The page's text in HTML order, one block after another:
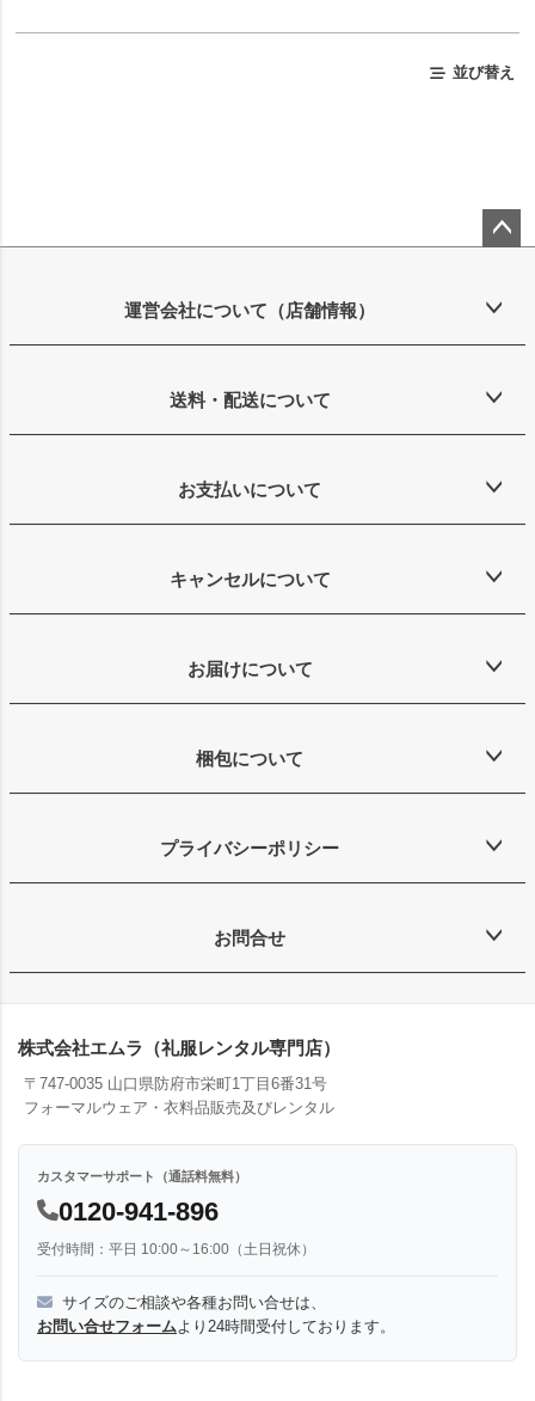
並び替え
ップ
運営会社について（店舗情報）
送料・配送について
お支払いについて
キャンセルについて
お届けについて
梱包について
プライバシーポリシー
お問合せ
株式会社エムラ（礼服レンタル専門店）
〒747-0035 山口県防府市栄町1丁目6番31号
フォーマルウェア・衣料品販売及びレンタル
カスタマーサポート（通話料無料）
0120-941-896
受付時間：平日 10:00～16:00（土日祝休）
サイズのご相談や各種お問い合せは、
お問い合せフォーム より24時間受付しております。